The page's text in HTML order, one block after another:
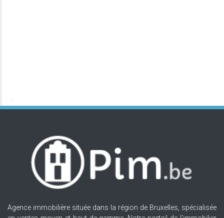
Agence immobilière située dans la région de Bruxelles, spécialisée